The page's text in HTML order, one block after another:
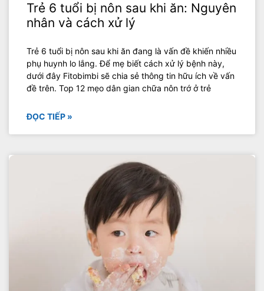
Trẻ 6 tuổi bị nôn sau khi ăn: Nguyên
nhân và cách xử lý
Trẻ 6 tuổi bị nôn sau khi ăn đang là vấn đề khiến nhiều
phụ huynh lo lắng. Để mẹ biết cách xử lý bệnh này,
dưới đây Fitobimbi sẽ chia sẻ thông tin hữu ích về vấn
đề trên. Top 12 mẹo dân gian chữa nôn trớ ở trẻ
ĐỌC TIẾP »